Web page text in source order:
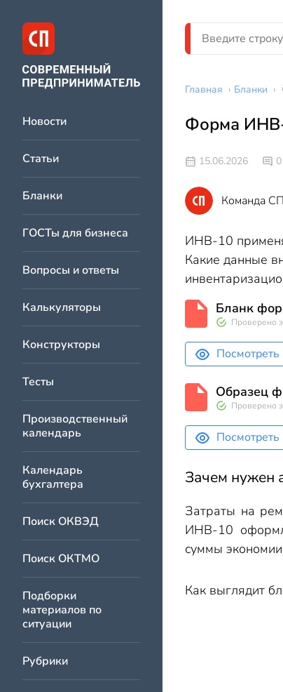
Новости
Статьи
Бланки
ГОСТы для бизнеса
Вопросы и ответы
Калькуляторы
Конструкторы
Тесты
Производственный
календарь
Календарь
бухгалтера
Поиск ОКВЭД
Поиск ОКТМО
Подборки
материалов по
ситуации
Рубрики
Главная › Бланки ›
Форма
15.06.2026 0
Команда СП
ИНВ-10
Какие данные
Бланк
Проверено
Посмотреть
Образец
Проверено
Посмотреть
Зачем нужен
Затраты на
ИНВ-10
суммы
Как выглядит